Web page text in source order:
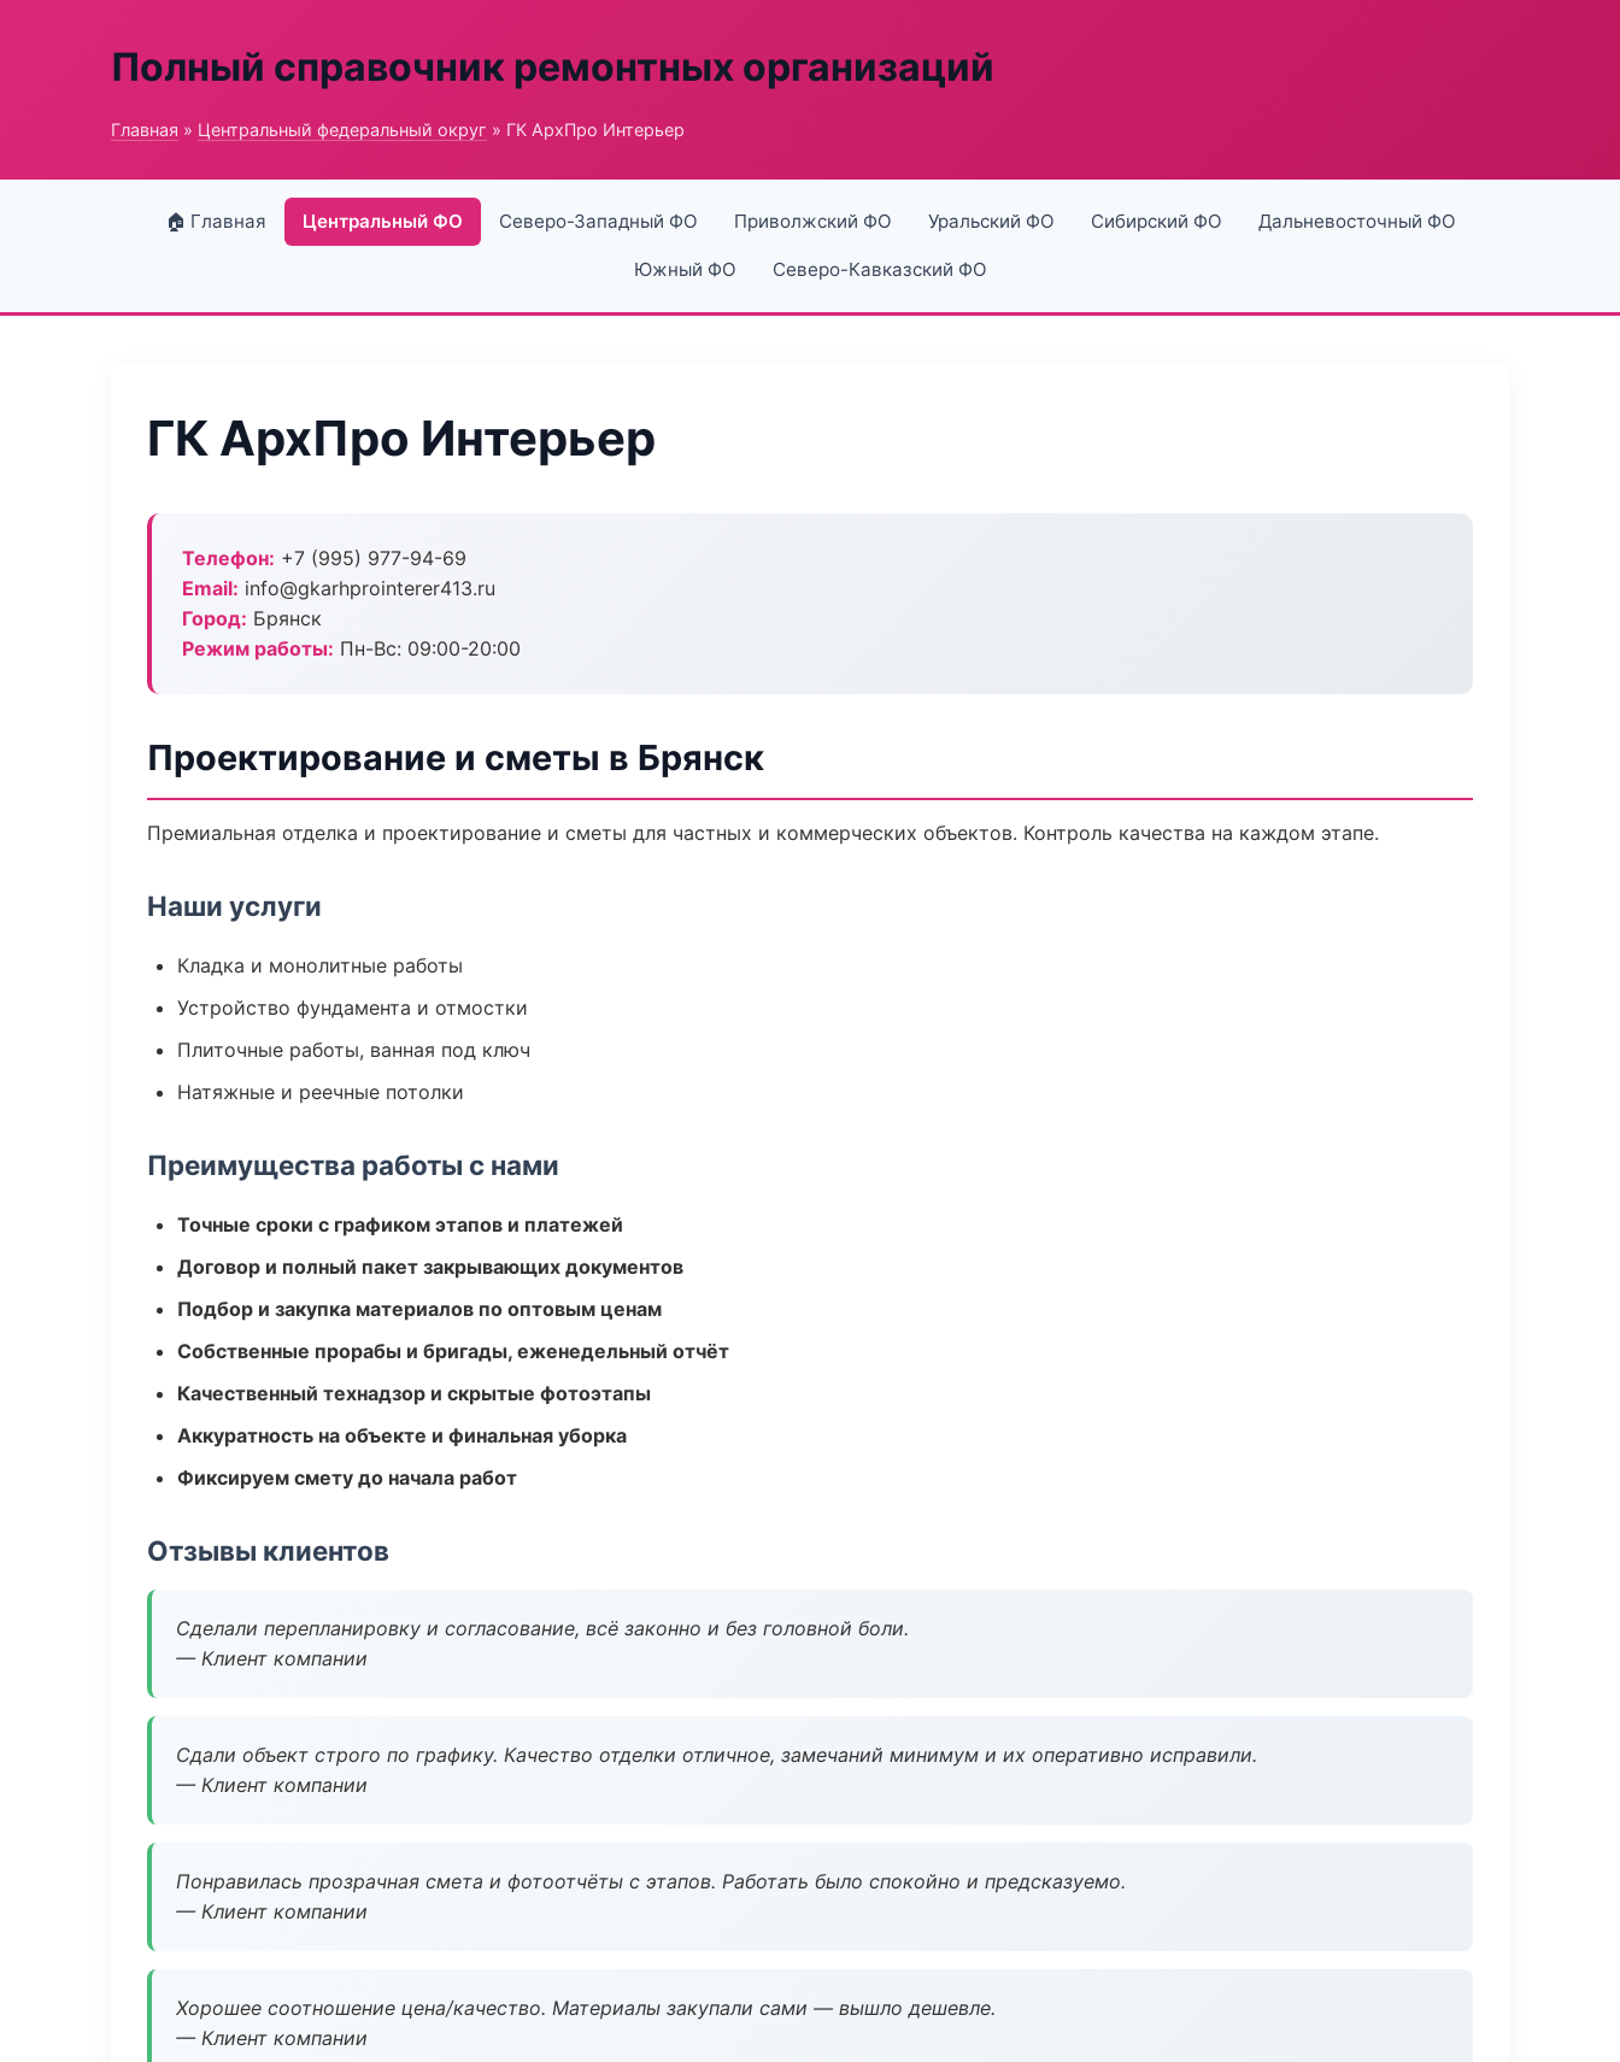
Полный справочник ремонтных организаций
Главная » Центральный федеральный округ » ГК АрхПро Интерьер
🏠 Главная Центральный ФО Северо-Западный ФО Приволжский ФО Уральский ФО Сибирский ФО Дальневосточный ФО
Южный ФО Северо-Кавказский ФО
ГК АрхПро Интерьер
Телефон: +7 (995) 977-94-69
Email: info@gkarhprointerer413.ru
Город: Брянск
Режим работы: Пн-Вс: 09:00-20:00
Проектирование и сметы в Брянск
Премиальная отделка и проектирование и сметы для частных и коммерческих объектов. Контроль качества на каждом этапе.
Наши услуги
Кладка и монолитные работы
Устройство фундамента и отмостки
Плиточные работы, ванная под ключ
Натяжные и реечные потолки
Преимущества работы с нами
Точные сроки с графиком этапов и платежей
Договор и полный пакет закрывающих документов
Подбор и закупка материалов по оптовым ценам
Собственные прорабы и бригады, еженедельный отчёт
Качественный технадзор и скрытые фотоэтапы
Аккуратность на объекте и финальная уборка
Фиксируем смету до начала работ
Отзывы клиентов
Сделали перепланировку и согласование, всё законно и без головной боли.
— Клиент компании
Сдали объект строго по графику. Качество отделки отличное, замечаний минимум и их оперативно исправили.
— Клиент компании
Понравилась прозрачная смета и фотоотчёты с этапов. Работать было спокойно и предсказуемо.
— Клиент компании
Хорошее соотношение цена/качество. Материалы закупали сами — вышло дешевле.
— Клиент компании